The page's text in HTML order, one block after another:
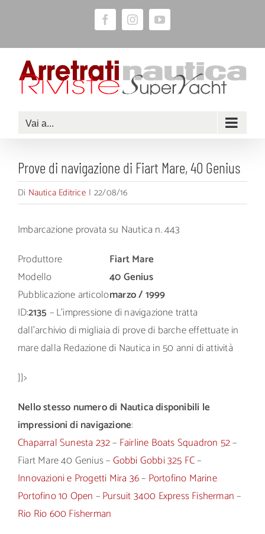
contenuto
FacebookInstagramYouTube
Vai a...
Prove di navigazione di Fiart Mare, 40 Genius
Di Nautica Editrice | 22/08/16
Imbarcazione provata su Nautica n. 443
Produttore
Fiart Mare
Modello
40 Genius
Pubblicazione articolomarzo / 1999
ID:2135 – L’impressione di navigazione tratta
dall’archivio di migliaia di prove di barche effettuate in
mare dalla Redazione di Nautica in 50 anni di attività
]]>
Nello stesso numero di Nautica disponibili le
impressioni di navigazione:
Chaparral Sunesta 232– Fairline Boats Squadron 52–
Fiart Mare 40 Genius –Gobbi Gobbi 325 FC–
Innovazioni e Progetti Mira 36– Portofino Marine
Portofino 10 Open –Pursuit 3400 Express Fisherman–
Rio Rio 600 Fisherman